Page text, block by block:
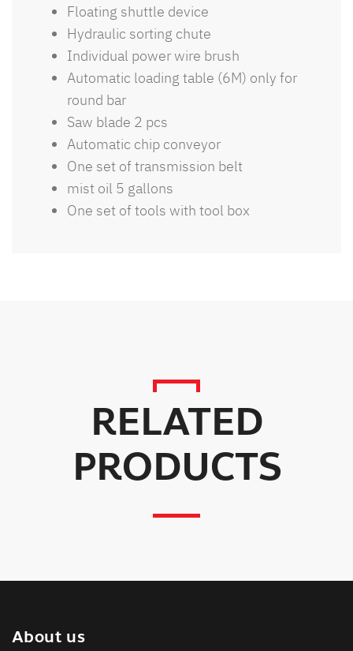
Floating shuttle device
Hydraulic sorting chute
Individual power wire brush
Automatic loading table (6M) only for
round bar
Saw blade 2 pcs
Automatic chip conveyor
One set of transmission belt
mist oil 5 gallons
One set of tools with tool box
RELATED
PRODUCTS
About us